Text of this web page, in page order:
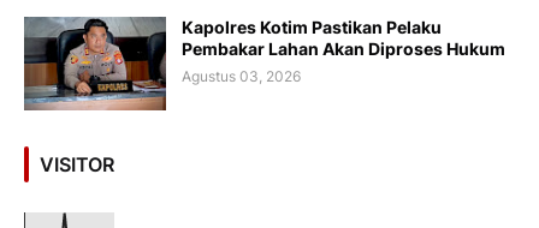
Kapolres Kotim Pastikan Pelaku
Pembakar Lahan Akan Diproses Hukum
Agustus 03, 2026
VISITOR